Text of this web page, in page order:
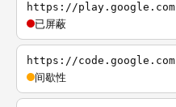
https://play.google.com
已屏蔽
https://code.google.com
间歇性